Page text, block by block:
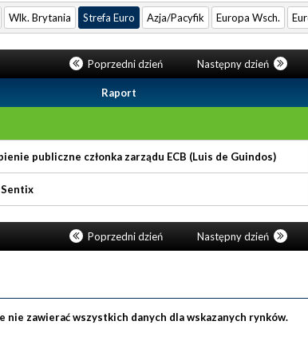
Wlk. Brytania Strefa Euro Azja/Pacyfik Europa Wsch.
Poprzedni dzień Następny dzień
Raport
publiczne członka zarządu ECB (Luis de Guindos)
Poprzedni dzień Następny dzień
zawierać wszystkich danych dla wskazanych rynków.